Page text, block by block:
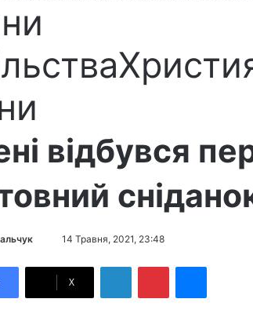
відбувся
d
14 Травня, 2021, 23:48
X